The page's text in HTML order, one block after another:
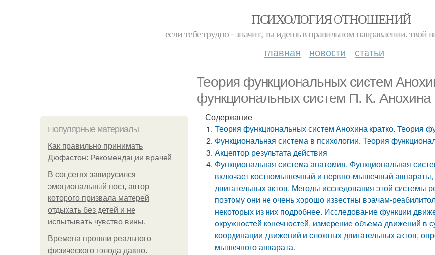
ПСИХОЛОГИЯ ОТНОШЕНИЙ
если тебе трудно - значит, ты идешь в правильном направлении. твой
главная новости статьи
Теория функциональных систем
функциональных систем П. К. Анохина
Популярные материалы
Как правильно принимать
Дюфастон: Рекомендации врачей
В соцсетях завирусился
эмоциональный пост, автор
которого призвала матерей
отдыхать без детей и не
испытывать чувство вины.
Bpeмена прошли реального
физического голода давно.
Содержание
Теория функциональных систем Анохина кратко. Теория
Функциональная система в психологии. Теория
Акцептор результата действия
Функциональная система анатомия. Функциональная
включает костномышечный и нервно-мышечный
двигательных актов. Методы исследования этой системы
поэтому они не очень хорошо известны врачам-
некоторых из них подробнее. Исследование функции
окружностей конечностей, измерение объема движений в
координации движений и сложных двигательных актов,
мышечного аппарата.